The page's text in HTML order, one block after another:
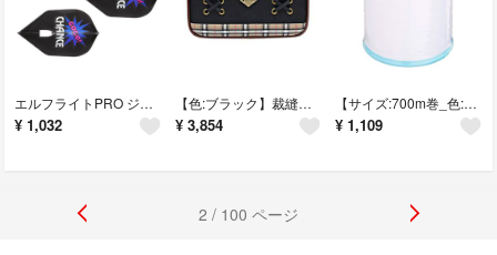
エルフライトPRO ジャグラー ver.1 タイプ-A シェイプ ブラック
¥ 1,032
【色:ブラック】裁縫セット レースアップ 右利き用 小学校 小学生 女子 女の子
¥ 3,854
【サイズ:700m巻_色:#401 白】フジックス FUJIX シャッペスパン
¥ 1,109
2 / 100 ページ